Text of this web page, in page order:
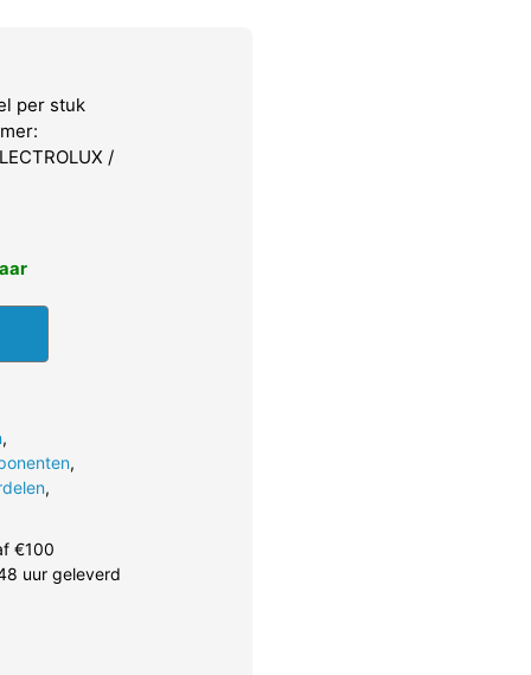
per stuk
/
,
,
,
€100
uur geleverd